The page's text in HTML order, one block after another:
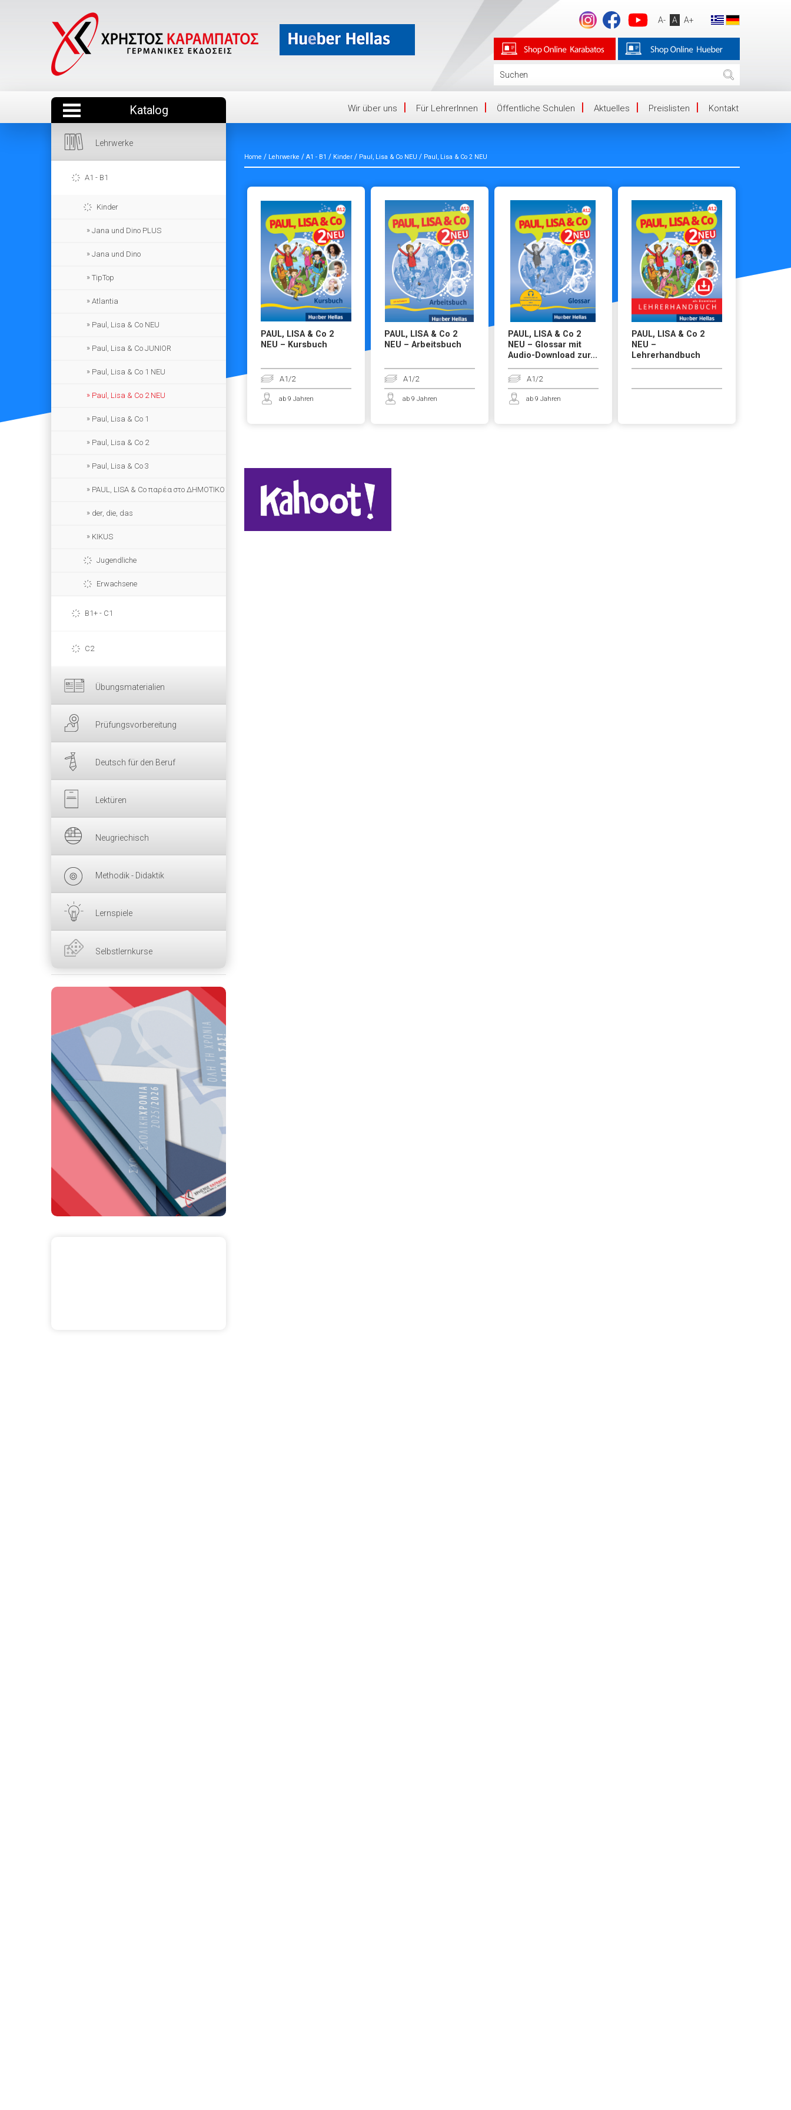
A- A A+
Katalog Wir über uns Für LehrerInnen Öffentliche Schulen Aktuelles Preislisten Kontakt
Lehrwerke
A1 - B1
Kinder
Jana und Dino PLUS
Jana und Dino
TipTop
Atlantia
Paul, Lisa & Co NEU
Paul, Lisa & Co JUNIOR
Paul, Lisa & Co 1 NEU
Paul, Lisa & Co 2 NEU
Paul, Lisa & Co 1
Paul, Lisa & Co 2
Paul, Lisa & Co 3
PAUL, LISA & Co παρέα στο ΔΗΜΟΤΙΚΟ
der, die, das
KIKUS
Jugendliche
Erwachsene
B1+ - C1
C2
Übungsmaterialien
Prüfungsvorbereitung
Deutsch für den Beruf
Lektüren
Neugriechisch
Methodik - Didaktik
Lernspiele
Selbstlernkurse
Home / Lehrwerke / A1 - B1 / Kinder / Paul, Lisa & Co NEU / Paul, Lisa & Co 2 NEU
PAUL, LISA & Co 2
NEU – Kursbuch
A1/2
ab 9 Jahren
PAUL, LISA & Co 2
NEU – Arbeitsbuch
A1/2
ab 9 Jahren
PAUL, LISA & Co 2
NEU – Glossar mit
Audio-Download zur...
A1/2
ab 9 Jahren
PAUL, LISA & Co 2
NEU –
Lehrerhandbuch